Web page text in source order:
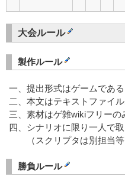
大会ルール
製作ルール
一、提出形式はゲームである
二、本文はテキストファイル
三、素材はゲ雑wikiフリーの
四、シナリオに限り一人で取
（スクリプタは別担当等
勝負ルール